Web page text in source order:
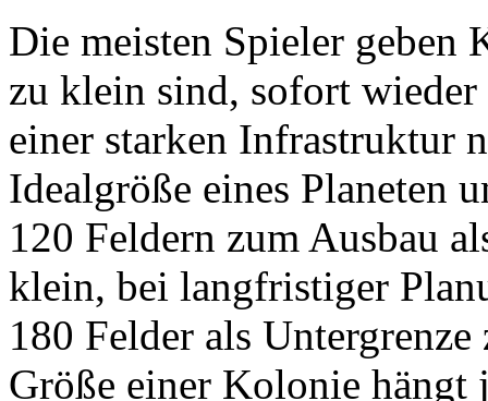
Die meisten Spieler geben
zu klein sind, sofort
einer starken Infrastruktur
Idealgröße eines Planeten
120 Feldern zum Ausbau
klein, bei langfristiger
180 Felder als
Größe einer Kolonie hängt